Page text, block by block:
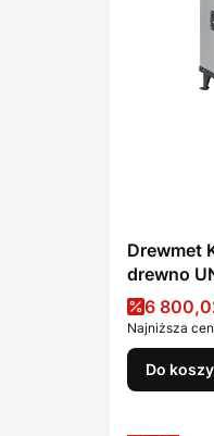
Drewmet
drewno
Cena
6
Najniższa
Do